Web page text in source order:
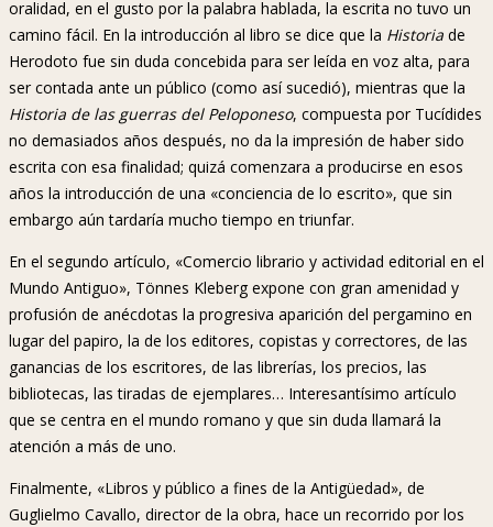
oralidad, en el gusto por la palabra hablada, la escrita no tuvo un
camino fácil. En la introducción al libro se dice que la Historia de
Herodoto fue sin duda concebida para ser leída en voz alta, para
ser contada ante un público (como así sucedió), mientras que la
Historia de las guerras del Peloponeso, compuesta por Tucídides
no demasiados años después, no da la impresión de haber sido
escrita con esa finalidad; quizá comenzara a producirse en esos
años la introducción de una «conciencia de lo escrito», que sin
embargo aún tardaría mucho tiempo en triunfar.
En el segundo artículo, «Comercio librario y actividad editorial en el
Mundo Antiguo», Tönnes Kleberg expone con gran amenidad y
profusión de anécdotas la progresiva aparición del pergamino en
lugar del papiro, la de los editores, copistas y correctores, de las
ganancias de los escritores, de las librerías, los precios, las
bibliotecas, las tiradas de ejemplares… Interesantísimo artículo
que se centra en el mundo romano y que sin duda llamará la
atención a más de uno.
Finalmente, «Libros y público a fines de la Antigüedad», de
Guglielmo Cavallo, director de la obra, hace un recorrido por los